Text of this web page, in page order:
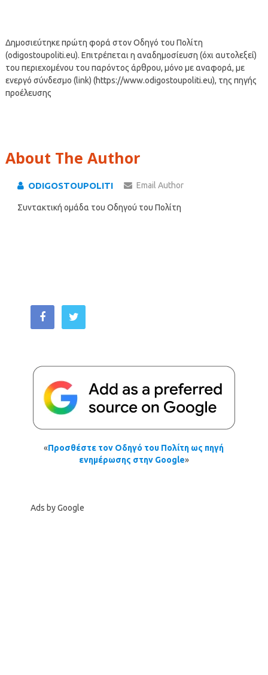
Δημοσιεύτηκε πρώτη φορά στον Οδηγό του Πολίτη
(odigostoupoliti.eu). Επιτρέπεται η αναδημοσίευση (όχι αυτολεξεί)
του περιεχομένου του παρόντος άρθρου, μόνο με αναφορά, με
ενεργό σύνδεσμο (link) (https://www.odigostoupoliti.eu), της πηγής
προέλευσης
About The Author
ODIGOSTOUPOLITI Email Author
Συντακτική ομάδα του Οδηγού του Πολίτη
«Προσθέστε τον Οδηγό του Πολίτη ως πηγή
ενημέρωσης στην Google»
Ads by Google